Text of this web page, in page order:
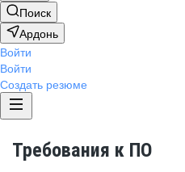
Поиск
Ардонь
Войти
Войти
Создать резюме
Требования к ПО